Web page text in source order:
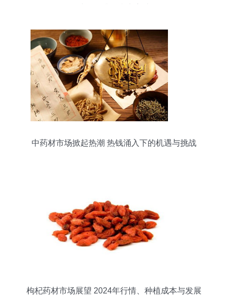
中药材市场掀起热潮 热钱涌入下的机遇与挑战
枸杞药材市场展望 2024年行情、种植成本与发展